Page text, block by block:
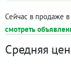
Сейчас в продаже
смотреть
Средняя